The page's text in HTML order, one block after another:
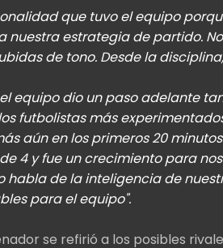
que tuvo el equipo
nuestra estrategia de partido.
de tono. Desde la disciplina,
equipo dio un paso adelante
futbolistas más
aún en los primeros 20
4 y fue un crecimiento para
habla de la inteligencia de
para el equipo".
se refirió a los posibles